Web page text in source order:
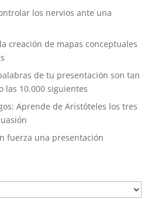
los nervios ante una
creación de mapas conceptuales
de tu presentación son tan
las 10.000 siguientes
Aprende de Aristóteles los tres
fuerza una presentación